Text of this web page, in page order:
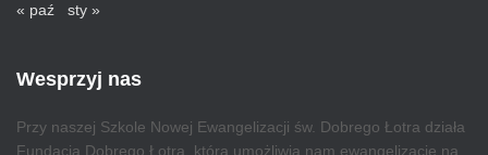
« paź
sty »
Wesprzyj nas
Przy naszej Szkole Nowej Ewangelizacji św. Dobrego Łotra działa
Fundacja Dobrego Łotra, która umożliwia nam ewangelizację na